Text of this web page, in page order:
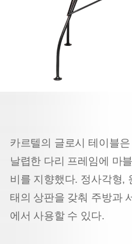
카르텔의 글로시 테이블
날렵한 다리 프레임에 마
비를 지향했다. 정사각형,
태의 상판을 갖춰 주방과
에서 사용할 수 있다.